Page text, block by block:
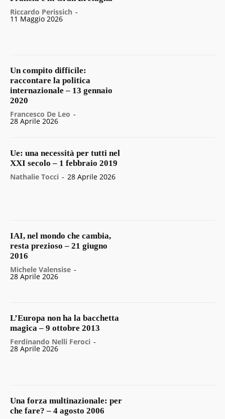
Riccardo Perissich -
11 Maggio 2026
Un compito difficile:
raccontare la politica
internazionale – 13 gennaio
2020
Francesco De Leo -
28 Aprile 2026
Ue: una necessità per tutti nel
XXI secolo – 1 febbraio 2019
Nathalie Tocci - 28 Aprile 2026
IAI, nel mondo che cambia,
resta prezioso – 21 giugno
2016
Michele Valensise -
28 Aprile 2026
L’Europa non ha la bacchetta
magica – 9 ottobre 2013
Ferdinando Nelli Feroci -
28 Aprile 2026
Una forza multinazionale: per
che fare? – 4 agosto 2006